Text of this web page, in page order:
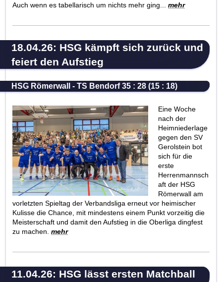
Auch wenn es tabellarisch um nichts mehr ging...
mehr
18.04.26: HSG kämpft sich zurück und
feiert den Aufstieg
HSG Römerwall - TS Bendorf 35 : 28 (15 : 18)
Eine Woche
nach der
Heimniederlage
gegen den SV
Gerolstein bot
sich für die
erste
Herrenmannsch
aft der HSG
Römerwall am
vorletzten Spieltag der Verbandsliga erneut vor heimischer
Kulisse die Chance, mit mindestens einem Punkt vorzeitig die
Meisterschaft und damit den Aufstieg in die Oberliga dingfest
zu machen. mehr
11.04.26: HSG lässt ersten Matchball